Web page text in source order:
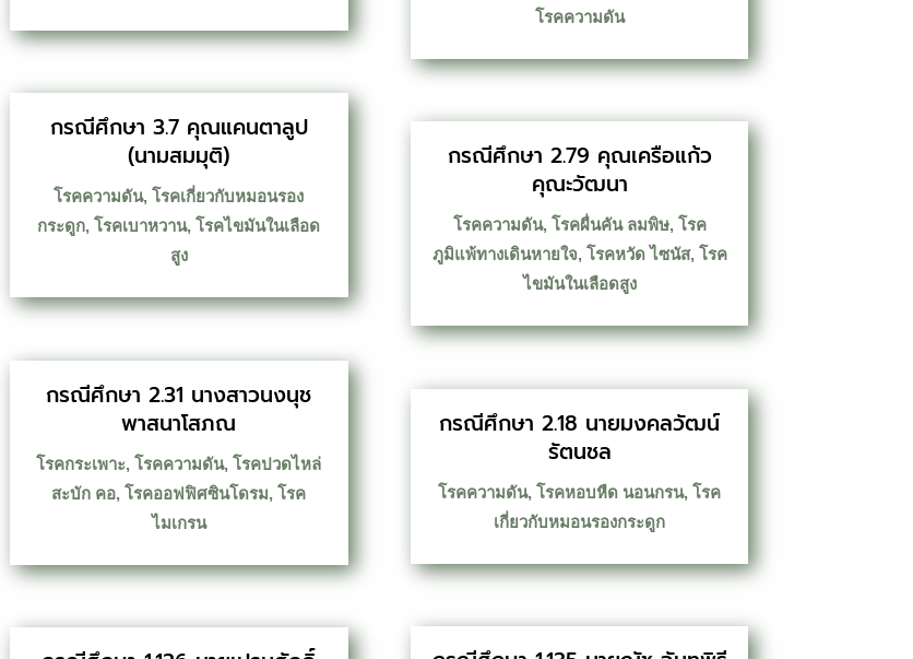
กรณีศึกษา 3.7 คุณแคนตาลูป
(นามสมมุติ)
โรคความดัน,โรคเกี่ยวกับหมอนรอง
กระดูก,โรคเบาหวาน,โรคไขมันในเลือด
สูง
กรณีศึกษา 2.31 นางสาวนงนุช
พาสนาโสภณ
โรคกระเพาะ,โรคความดัน,โรคปวดไหล่
สะบัก คอ,โรคออฟฟิศซินโดรม,โรค
ไมเกรน
โรคความดัน
กรณีศึกษา 2.79 คุณเครือแก้ว
คุณะวัฒนา
โรคความดัน, โรคผื่นคัน ลมพิษ, โรค
ภูมิแพ้ทางเดินหายใจ, โรคหวัด ไซนัส, โรค
ไขมันในเลือดสูง
กรณีศึกษา 2.18 นายมงคลวัฒน์
รัตนชล
โรคความดัน,โรคหอบหืด นอนกรน,โรค
เกี่ยวกับหมอนรองกระดูก